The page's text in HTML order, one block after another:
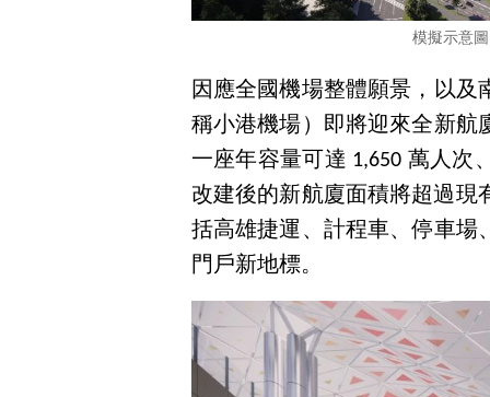
模擬示意
因應全國機場整體願景，以
稱小港機場）即將迎來全新航
一座年容量可達 1,650 萬人次
改建後的新航廈面積將超過現
括高雄捷運、計程車、停車場
門戶新地標。